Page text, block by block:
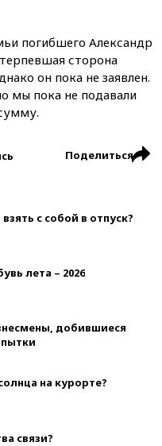
погибшего Александр
сторона
он пока не заявлен.
мы пока не подавали
Поделиться
с собой в отпуск?
лета – 2026
добившиеся
на курорте?
связи?